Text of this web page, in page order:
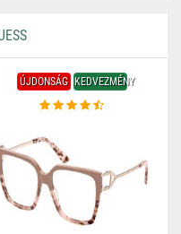
ÚJDONSÁG KEDVEZMÉNY